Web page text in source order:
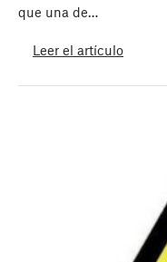
que una de…
Leer el artículo